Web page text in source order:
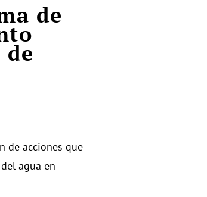
de
de
de acciones que
agua en